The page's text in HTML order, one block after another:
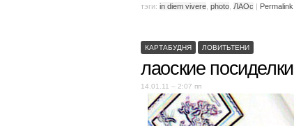
тэги: in diem vivere photo ЛАОс Permalink
КАРТАБУДНЯ ЛОВИТЬТЕНИ
лаоские посиделки
14.01.11 – 2:07 пп